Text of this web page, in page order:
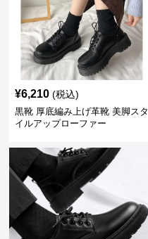
¥6,210 (税込)
黒靴 厚底編み上げ革靴 美脚スタ
イルアップローファー